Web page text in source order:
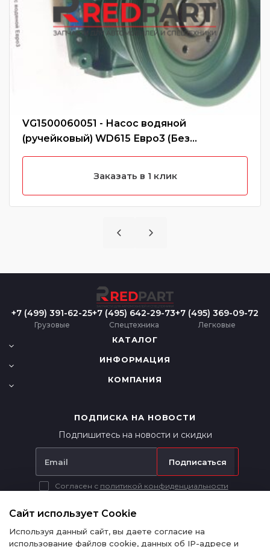
VG1500060051 - Насос водяной
(ручейковый) WD615 Евро3 (Без
характеристики)
Заказать в 1 клик
+7 (499) 391-62-25
Грузовые
+7 (495) 642-29-73
Спецтехника
+7 (495) 369-09-72
Легковые
КАТАЛОГ
ИНФОРМАЦИЯ
КОМПАНИЯ
ПОДПИСКА НА НОВОСТИ
Подпишитесь на новости и скидки
Подписаться
Согласен с политикой конфиденциальности
информационный характер и ни при каких условиях не является
публичной офертой в соответствии с п. 2 ст. 437 ГК РФ.
Сайт использует Cookie
Используя данный сайт, вы даете согласие на
использование файлов cookie, данных об IP-адресе и